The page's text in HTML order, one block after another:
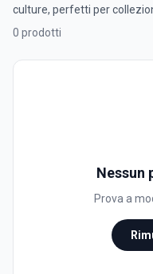
culture, perfetti per
0 prodotti
Nessun
Prova a